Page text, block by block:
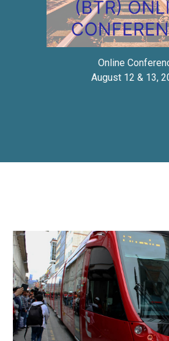
Online
August 12 & 13,